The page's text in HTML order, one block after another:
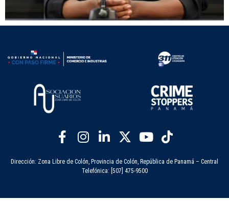
Dirección: Zona Libre de Colón, Provincia de Colón, República de Panamá – Central
Telefónica: [507] 475-9500